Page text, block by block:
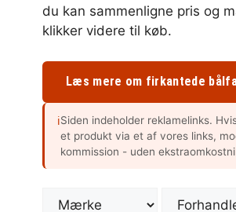
du kan sammenligne pris og
klikker videre til køb.
Læs mere om firkantede
ℹSiden indeholder reklamelinks.
et produkt via et af vores links,
kommission - uden